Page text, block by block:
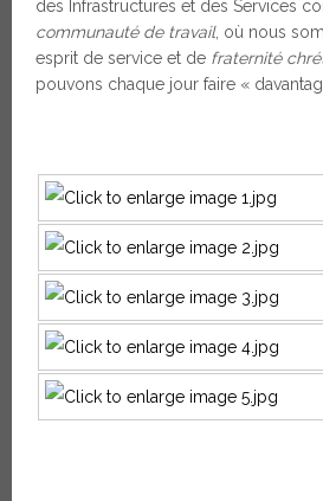
des Infrastructures et des Services
communauté de travail, où nous
esprit de service et de fraternité
pouvons chaque jour faire «